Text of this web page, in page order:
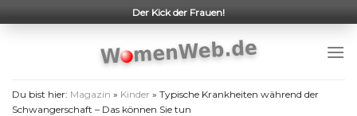
to
Der Kick der Frauen!
Du bist hier: Magazin » Kinder » Typische Krankheiten während der
Schwangerschaft – Das können Sie tun